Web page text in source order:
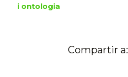
i ontologia
Compartir a: